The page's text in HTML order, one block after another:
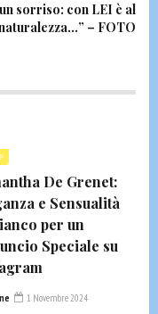
sorriso: con LEI è al
– FOTO
De Grenet:
e Sensualità
per un
Speciale su
1 Novembre 2024